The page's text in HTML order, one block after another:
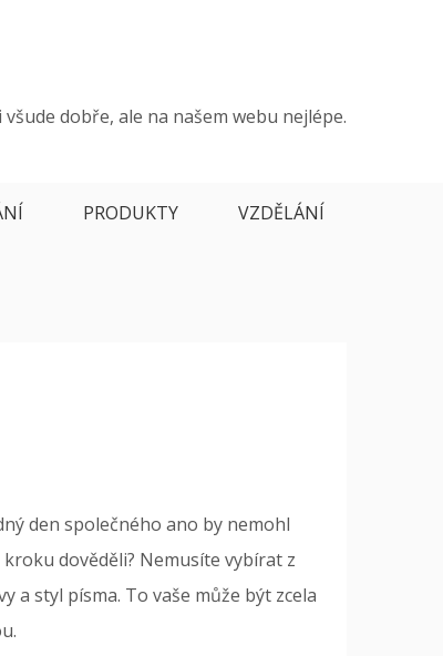
dobře, ale na našem webu nejlépe.
PRODUKTY VZDĚLÁNÍ
den společného ano by nemohl
dověděli? Nemusíte vybírat z
a styl písma. To vaše může být zcela